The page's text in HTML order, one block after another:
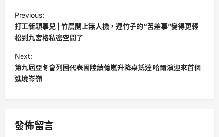
o
s
t
n
a
v
g
Previous:
打工新穎事兒 | 竹農開上無人機，運竹子的“苦差事”變得更輕
松到九宮格私密空間了
Next:
第九屆亞冬會列國代表團陸續億嵐升降桌抵達 哈爾濱迎來首個
進境岑嶺
發佈留言